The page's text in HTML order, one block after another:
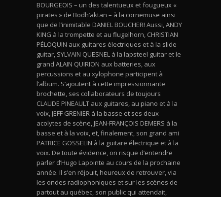
BOURGEOIS – un des talentueux et fougueux «
pirates » de Bodh’aktan – à la cornemuse ainsi
que de l’inimitable DANIEL BOUCHER! Aussi, ANDY
KING à la trompette et au flugelhorn, CHRISTIAN
PÉLOQUIN aux guitares électriques et à la slide
guitar, SYLVAIN QUESNEL à la lapsteel guitar et le
grand ALAIN QUIRION aux batteries, aux
percussions et au xylophone participent à
l’album. S’ajoutent à cette impressionnante
brochette, ses collaborateurs de toujours
CLAUDE PINEAULT aux guitares, au piano et à la
voix, JEFF GRENIER à la basse et ses deux
acolytes de scène, JEAN-FRANÇOIS DEMERS à la
basse et à la voix, et, finalement, son grand ami
PATRICE GOSSELIN à la guitare électrique et à la
voix. De toute évidence, on risque d’entendre
parler d’Hugo Lapointe au cours de la prochaine
année. Il s’en réjouit, heureux de retrouver, via
les ondes radiophoniques et sur les scènes de
partout au québec, son public qui attendait,